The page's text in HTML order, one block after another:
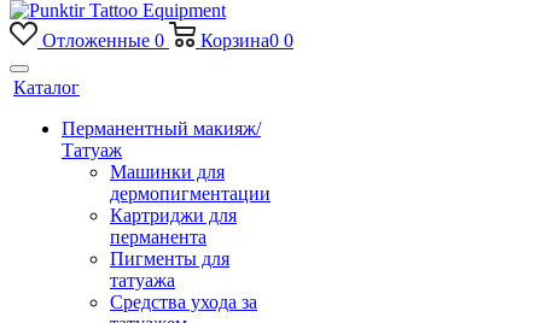
Отложенные 0 Корзина0 0
Каталог
Перманентный макияж/
Татуаж
Машинки для
дермопигментации
Картриджи для
перманента
Пигменты для
татуажа
Средства ухода за